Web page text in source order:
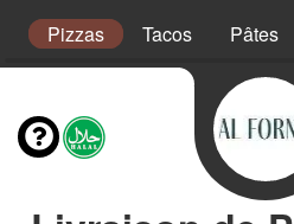
Pizzas Tacos Pâtes